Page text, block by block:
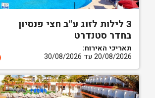
3 לילות לזוג ע"ב חצי פנסיון
בחדר סטנדרט
תאריכי האירוח:
20/08/2026 עד 30/08/2026